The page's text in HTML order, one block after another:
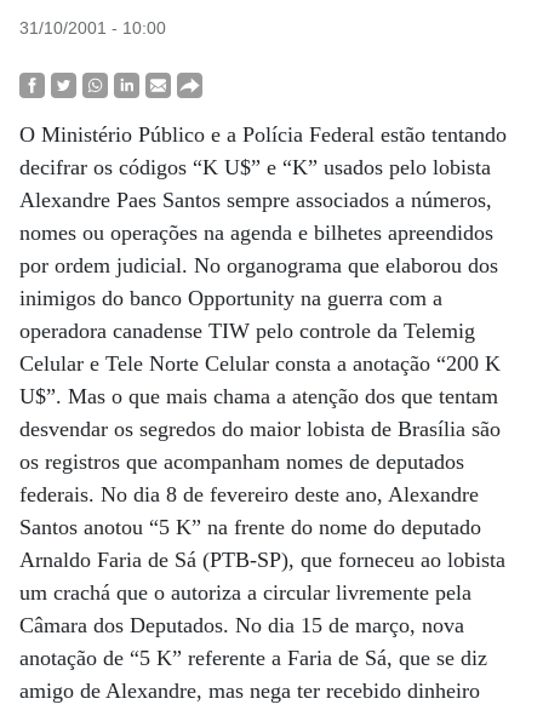
31/10/2001 - 10:00
O Ministério Público e a Polícia Federal estão tentando
decifrar os códigos “K U$” e “K” usados pelo lobista
Alexandre Paes Santos sempre associados a números,
nomes ou operações na agenda e bilhetes apreendidos
por ordem judicial. No organograma que elaborou dos
inimigos do banco Opportunity na guerra com a
operadora canadense TIW pelo controle da Telemig
Celular e Tele Norte Celular consta a anotação “200 K
U$”. Mas o que mais chama a atenção dos que tentam
desvendar os segredos do maior lobista de Brasília são
os registros que acompanham nomes de deputados
federais. No dia 8 de fevereiro deste ano, Alexandre
Santos anotou “5 K” na frente do nome do deputado
Arnaldo Faria de Sá (PTB-SP), que forneceu ao lobista
um crachá que o autoriza a circular livremente pela
Câmara dos Deputados. No dia 15 de março, nova
anotação de “5 K” referente a Faria de Sá, que se diz
amigo de Alexandre, mas nega ter recebido dinheiro